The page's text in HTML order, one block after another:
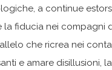
a continue
la fiducia nei compagni
che ricrea nei
e amare